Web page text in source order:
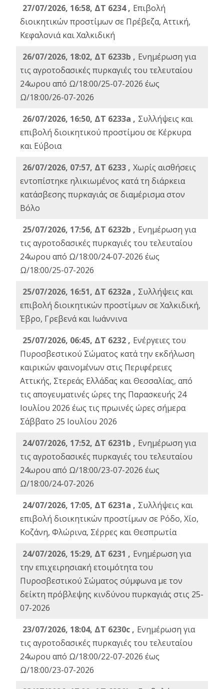
27/07/2026, 16:58, ΔΤ 6234 , Eπιβολή
διοικητικών προστίμων σε Πρέβεζα, Αττική,
Κεφαλονιά και Χαλκιδική
26/07/2026, 18:02, ΔΤ 6233b , Ενημέρωση για
τις αγροτοδασικές πυρκαγιές του τελευταίου
24ωρου από Ω/18:00/25-07-2026 έως
Ω/18:00/26-07-2026
26/07/2026, 16:50, ΔΤ 6233a , Συλλήψεις και
επιβολή διοικητικού προστίμου σε Κέρκυρα
και Εύβοια
26/07/2026, 07:57, ΔΤ 6233 , Χωρίς αισθήσεις
εντοπίστηκε ηλικιωμένος κατά τη διάρκεια
κατάσβεσης πυρκαγιάς σε διαμέρισμα στον
Βόλο
25/07/2026, 17:56, ΔΤ 6232b , Ενημέρωση για
τις αγροτοδασικές πυρκαγιές του τελευταίου
24ωρου από Ω/18:00/24-07-2026 έως
Ω/18:00/25-07-2026
25/07/2026, 16:51, ΔΤ 6232a , Συλλήψεις και
επιβολή διοικητικών προστίμων σε Χαλκιδική,
Έβρο, Γρεβενά και Ιωάννινα
25/07/2026, 06:45, ΔΤ 6232 , Ενέργειες του
Πυροσβεστικού Σώματος κατά την εκδήλωση
καιρικών φαινομένων στις Περιφέρειες
Αττικής, Στερεάς Ελλάδας και Θεσσαλίας, από
τις απογευματινές ώρες της Παρασκευής 24
Ιουλίου 2026 έως τις πρωινές ώρες σήμερα
Σάββατο 25 Ιουλίου 2026
24/07/2026, 17:52, ΔΤ 6231b , Ενημέρωση για
τις αγροτοδασικές πυρκαγιές του τελευταίου
24ωρου από Ω/18:00/23-07-2026 έως
Ω/18:00/24-07-2026
24/07/2026, 17:05, ΔΤ 6231a , Συλλήψεις και
επιβολή διοικητικών προστίμων σε Ρόδο, Χίο,
Κοζάνη, Φλώρινα, Σέρρες και Θεσπρωτία
24/07/2026, 15:29, ΔΤ 6231 , Ενημέρωση για
την επιχειρησιακή ετοιμότητα του
Πυροσβεστικού Σώματος σύμφωνα με τον
δείκτη πρόβλεψης κινδύνου πυρκαγιάς στις 25-
07-2026
23/07/2026, 18:04, ΔΤ 6230c , Ενημέρωση για
τις αγροτοδασικές πυρκαγιές του τελευταίου
24ωρου από Ω/18:00/22-07-2026 έως
Ω/18:00/23-07-2026